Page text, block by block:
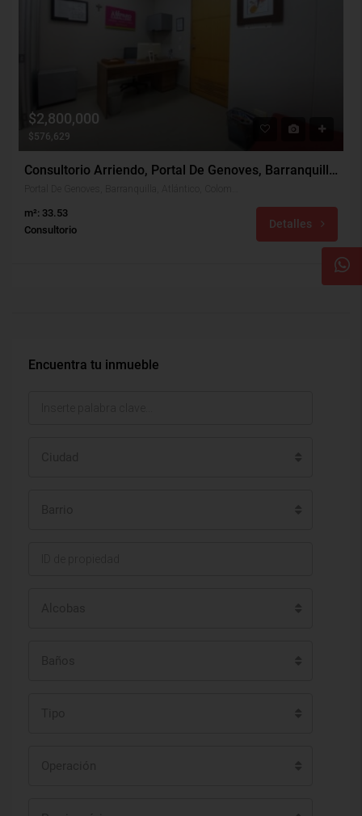
$2,800,000
$576,629
Consultorio Arriendo, Portal De Genoves, Barranquilla (29816)
m²: 33.53
Consultorio
Detalles
Encuentra tu inmueble